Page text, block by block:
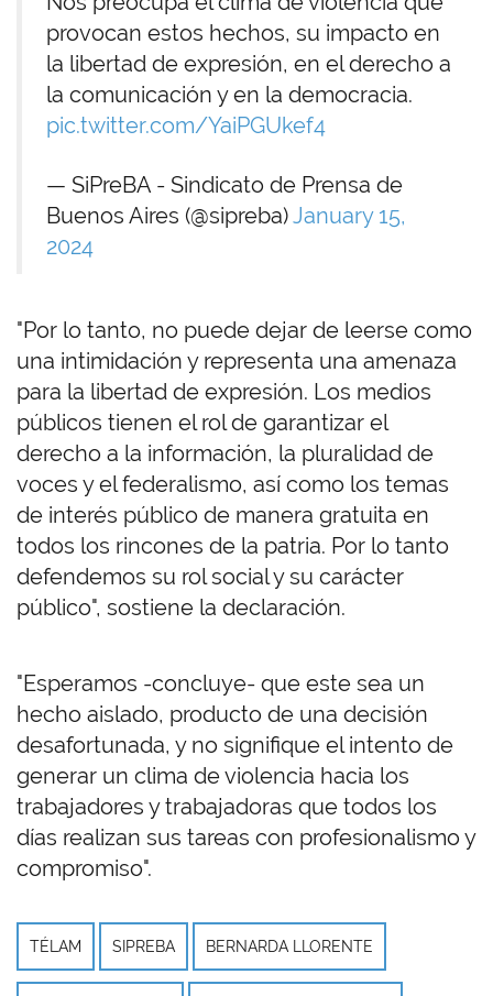
provocan estos hechos, su impacto en
la libertad de expresión, en el derecho a
la comunicación y en la democracia.
pic.twitter.com/YaiPGUkef4
— SiPreBA - Sindicato de Prensa de
Buenos Aires (@sipreba)January 15,
2024
"Por lo tanto, no puede dejar de leerse como
una intimidación y representa una amenaza
para la libertad de expresión. Los medios
públicos tienen el rol de garantizar el
derecho a la información, la pluralidad de
voces y el federalismo, así como los temas
de interés público de manera gratuita en
todos los rincones de la patria. Por lo tanto
defendemos su rol social y su carácter
público", sostiene la declaración.
"Esperamos -concluye- que este sea un
hecho aislado, producto de una decisión
desafortunada, y no signifique el intento de
generar un clima de violencia hacia los
trabajadores y trabajadoras que todos los
días realizan sus tareas con profesionalismo y
compromiso".
TÉLAM SIPREBA BERNARDA LLORENTE